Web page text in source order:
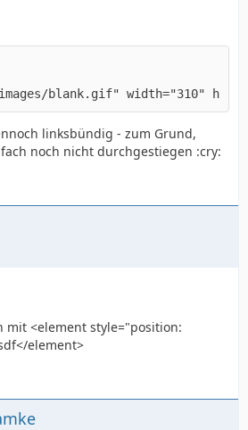
blank.gif" width="310"
linksbündig - zum Grund,
noch nicht durchgestiegen :cry:
mit <element style="position:
element>